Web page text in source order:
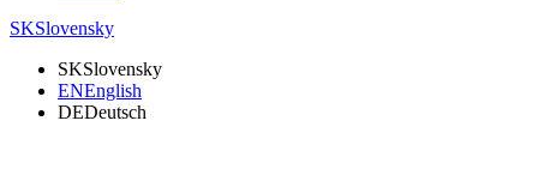
SKSlovensky
SKSlovensky
ENEnglish
DEDeutsch